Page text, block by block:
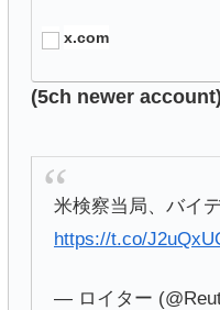
x.com
(5ch newer account)
米検察当局、バイ
https://t.co/
— ロイター